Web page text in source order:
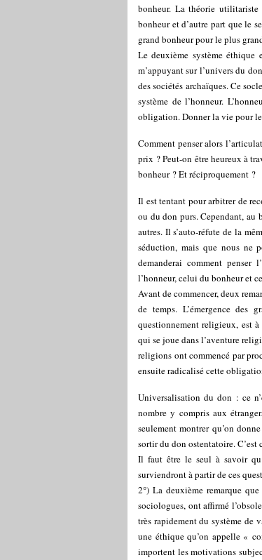
bonheur. La théorie
bonheur et d’autre part que le
grand bonheur pour le plus
Le deuxième système éthique
m’appuyant sur l’univers du
des sociétés archaïques. Ce
système de l’honneur.
obligation. Donner la vie pour
Comment penser alors
prix ? Peut-on être heureux à
bonheur ? Et réciproquement ?
Il est tentant pour arbitrer de
ou du don purs. Cependant, au
autres. Il s’auto-réfute de la
séduction, mais que nous ne
demanderai comment penser
l’honneur, celui du bonheur et
Avant de commencer, deux
de temps. L’émergence
questionnement religieux, est
qui se joue dans l’aventure
religions ont commencé par
ensuite radicalisé cette
Universalisation du don : ce
nombre y compris aux
seulement montrer qu’on
sortir du don ostentatoire.
Il faut être le seul à savoir
surviendront à partir de ces
2°) La deuxième remarque
sociologues, ont affirmé
très rapidement du système de
une éthique qu’on appelle «
importent les motivations